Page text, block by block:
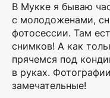
В Мукке я бываю
с молодоженами,
фотосессии. Там
снимков! А как
прячемся под
в руках.
замечательные!